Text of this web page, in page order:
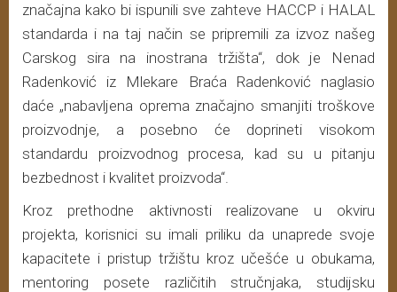
značajna kako bi ispunili sve zahteve HACCP i HALAL
standarda i na taj način se pripremili za izvoz našeg
Carskog sira na inostrana tržišta“, dok je Nenad
Radenković iz Mlekare Braća Radenković naglasio
daće „nabavljena oprema značajno smanjiti troškove
proizvodnje, a posebno će doprineti visokom
standardu proizvodnog procesa, kad su u pitanju
bezbednost i kvalitet proizvoda“.
Kroz prethodne aktivnosti realizovane u okviru
projekta, korisnici su imali priliku da unaprede svoje
kapacitete i pristup tržištu kroz učešće u obukama,
mentoring posete različitih stručnjaka, studijsku